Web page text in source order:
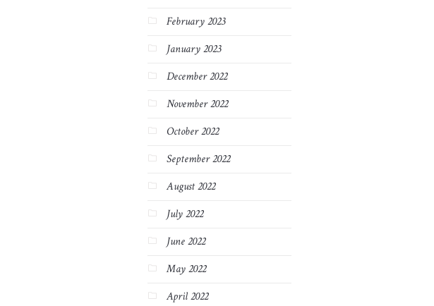
February 2023
January 2023
December 2022
November 2022
October 2022
September 2022
August 2022
July 2022
June 2022
May 2022
April 2022